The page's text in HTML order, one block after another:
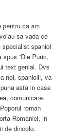
ca am
sa vada ce
specialist spaniol
“Dle Puric,
text genial. Dvs
noi, spaniolii, va
asta in casa
comunicare.
roman
Romaniei, in
de dincolo.